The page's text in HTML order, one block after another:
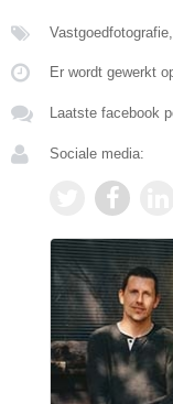
Er wordt gewerkt
Laatste facebook
Sociale media: